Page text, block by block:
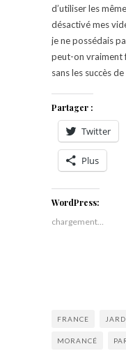
d’utiliser les
désactivé mes
je ne possédais
peut-on vraiment
sans les succès
Partager :
Twitter
Plus
WordPress:
chargement…
FRANCE
MORANCÉ